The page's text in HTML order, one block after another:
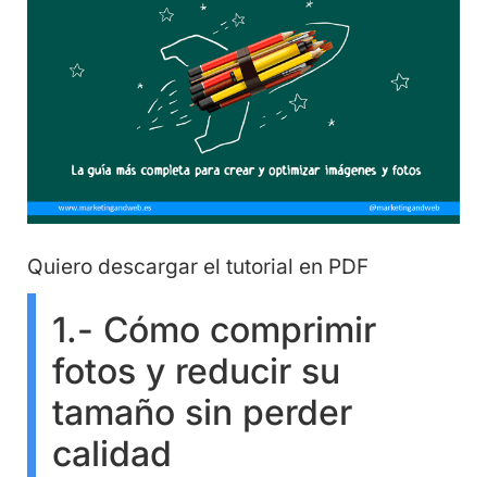
Quiero descargar el tutorial en PDF
1.- Cómo comprimir
fotos y reducir su
tamaño sin perder
calidad